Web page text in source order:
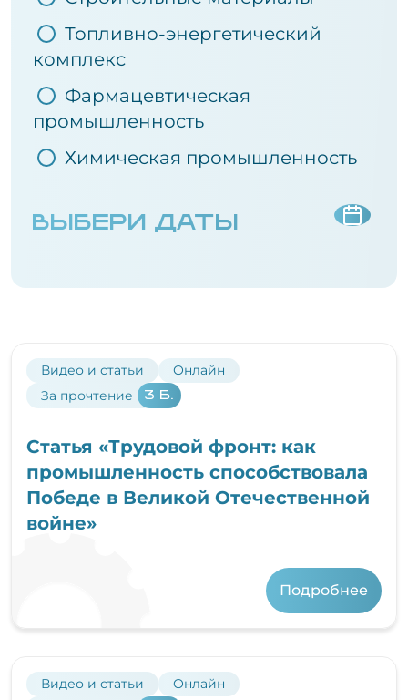
Топливно-энергетический
комплекс
Фармацевтическая
промышленность
Химическая промышленность
ВЫБЕРИ ДАТЫ
Видео и статьи
Онлайн
За прочтение
3 Б.
Статья «Трудовой фронт: как
промышленность способствовала
Победе в Великой Отечественной
войне»
Подробнее
Видео и статьи
Онлайн